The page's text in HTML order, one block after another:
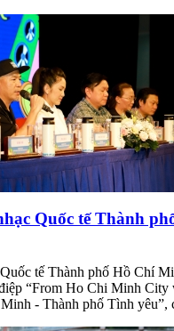
Quốc tế Thành
tế Thành phố Hồ Chí
“From Ho Chi Minh City
- Thành phố Tình yêu”,